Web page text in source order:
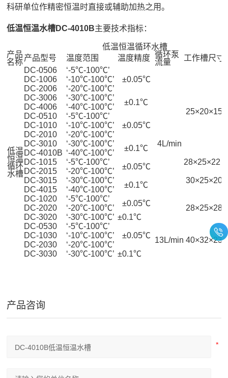
科研单位作精密恒温时直接或辅助加热之用。
低温恒温水槽DC-4010B主要技术指标：
低温恒温循环水槽
产品
名称产品型号 温度范围 温度精度 循环泵
流量
工作槽尺寸
低温
恒温
循环
水槽
DC-0506
‘-5℃-100℃’
±0.05℃
4L/min
25×20×15
DC-1006
‘-10℃-100℃’
DC-2006
‘-20℃-100℃’
DC-3006
‘-30℃-100℃’
±0.1℃
DC-4006
‘-40℃-100℃’
DC-0510
‘-5℃-100℃’
±0.05℃
DC-1010
‘-10℃-100℃’
DC-2010
‘-20℃-100℃’
DC-3010
‘-30℃-100℃’
±0.1℃
DC-4010B ‘-40℃-100℃’
DC-1015
‘-5℃-100℃’
±0.05℃
28×25×22
DC-2015
‘-20℃-100℃’
30×25×20
DC-3015 ‘-30℃-100℃’
±0.1℃
DC-4015
‘-40℃-100℃’
DC-1020
‘-5℃-100℃’
±0.05℃
28×25×28
DC-2020
‘-20℃-100℃’
DC-3020
‘-30℃-100℃’ ±0.1℃
DC-0530
‘-5℃-100℃’
±0.05℃
13L/min 40×32×23
DC-1030
‘-10℃-100℃’
DC-2030
‘-20℃-100℃’
DC-3030
‘-30℃-100℃’ ±0.1℃
产品咨询